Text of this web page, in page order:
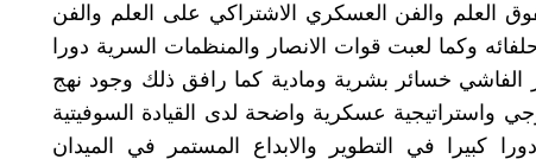
العلم والفن العسكري الاشتراكي على العلم والفن
وكما لعبت قوات الانصار والمنظمات السرية دورا
الفاشي خسائر بشرية ومادية كما رافق ذلك وجود نهج
واستراتيجية عسكرية واضحة لدى القيادة السوفيتية
كبيرا في التطوير والابداع المستمر في الميدان